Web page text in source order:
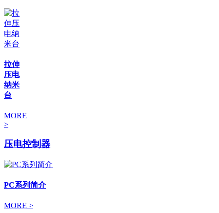
拉伸
压电
纳米
台
MORE
>
压电控制器
PC系列简介
MORE >